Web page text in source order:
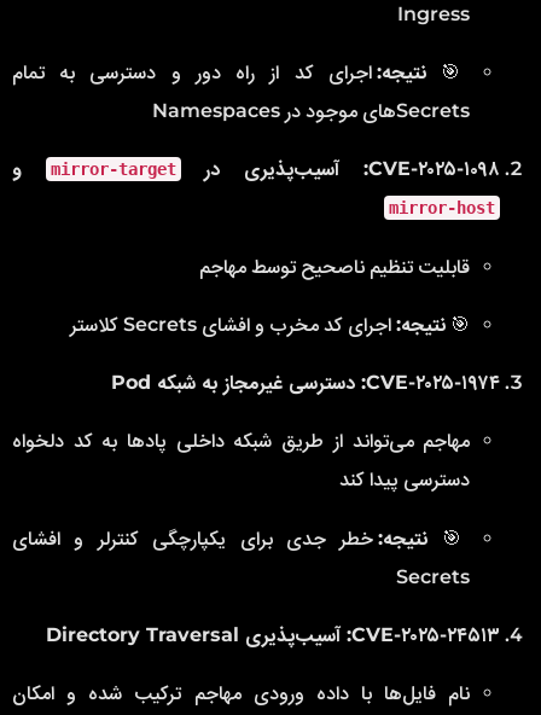
Ingress
🎯نتیجه: اجرای کد از راه دور و دسترسی به تمام
Secretsهای موجود در Namespaces
CVE-۲۰۲۵-۱۰۹۸: آسیب‌پذیری در mirror-target و
mirror-host
قابلیت تنظیم ناصحیح توسط مهاجم
🎯 نتیجه:اجرای کد مخرب و افشای Secrets کلاستر
CVE-۲۰۲۵-۱۹۷۴: دسترسی غیرمجاز به شبکه Pod
مهاجم می‌تواند از طریق شبکه داخلی پادها به کد دلخواه
دسترسی پیدا کند
🎯 نتیجه:خطر جدی برای یکپارچگی کنترلر و افشای
Secrets
CVE-۲۰۲۵-۲۴۵۱۳: آسیب‌پذیری Directory Traversal
نام فایل‌ها با داده ورودی مهاجم ترکیب شده و امکان